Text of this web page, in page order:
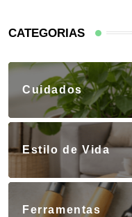
CATEGORIAS
Cuidados
Estilo de Vida
Ferramentas